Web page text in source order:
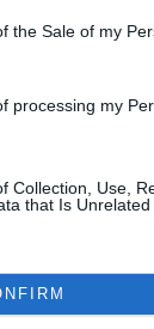
the Sale of my
processing my
Collection, Use,
that Is
ja ostanut
Malagan
vastannut
ja Barcelona.
vahvoilla, mikäli
ensi